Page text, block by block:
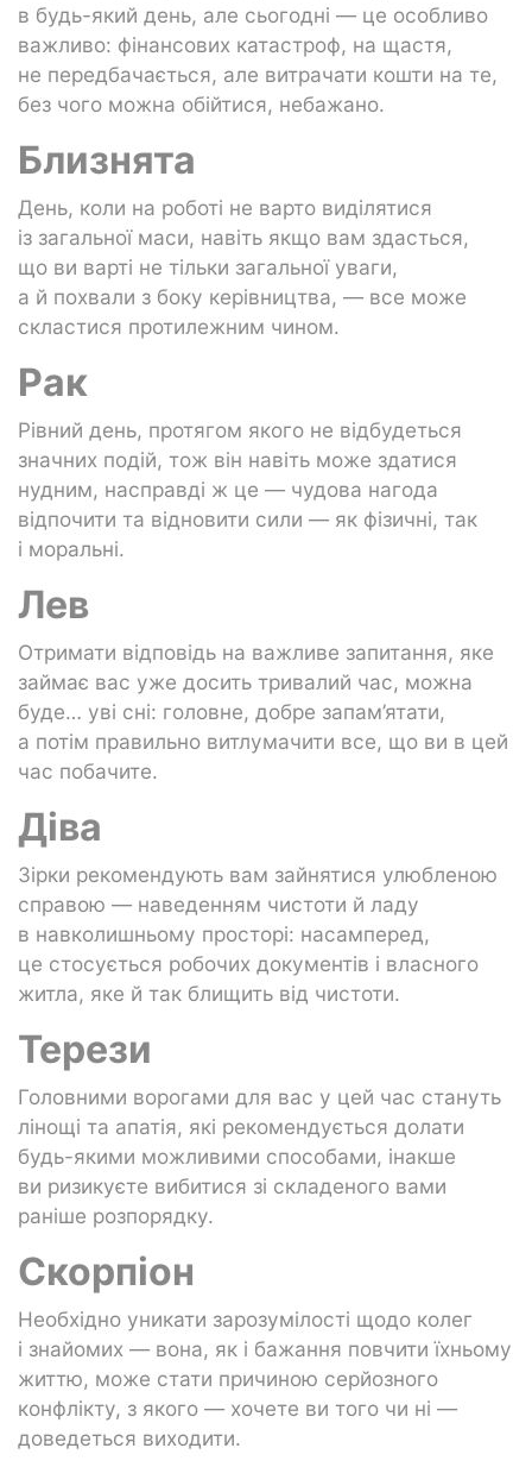
в будь-який день, але сьогодні — це особливо
важливо: фінансових катастроф, на щастя,
не передбачається, але витрачати кошти на те,
без чого можна обійтися, небажано.
Близнята
День, коли на роботі не варто виділятися
із загальної маси, навіть якщо вам здасться,
що ви варті не тільки загальної уваги,
а й похвали з боку керівництва, — все може
скластися протилежним чином.
Рак
Рівний день, протягом якого не відбудеться
значних подій, тож він навіть може здатися
нудним, насправді ж це — чудова нагода
відпочити та відновити сили — як фізичні, так
і моральні.
Лев
Отримати відповідь на важливе запитання, яке
займає вас уже досить тривалий час, можна
буде… уві сні: головне, добре запам’ятати,
а потім правильно витлумачити все, що ви в цей
час побачите.
Діва
Зірки рекомендують вам зайнятися улюбленою
справою — наведенням чистоти й ладу
в навколишньому просторі: насамперед,
це стосується робочих документів і власного
житла, яке й так блищить від чистоти.
Терези
Головними ворогами для вас у цей час стануть
лінощі та апатія, які рекомендується долати
будь-якими можливими способами, інакше
ви ризикуєте вибитися зі складеного вами
раніше розпорядку.
Скорпіон
Необхідно уникати зарозумілості щодо колег
і знайомих — вона, як і бажання повчити їхньому
життю, може стати причиною серйозного
конфлікту, з якого — хочете ви того чи ні —
доведеться виходити.